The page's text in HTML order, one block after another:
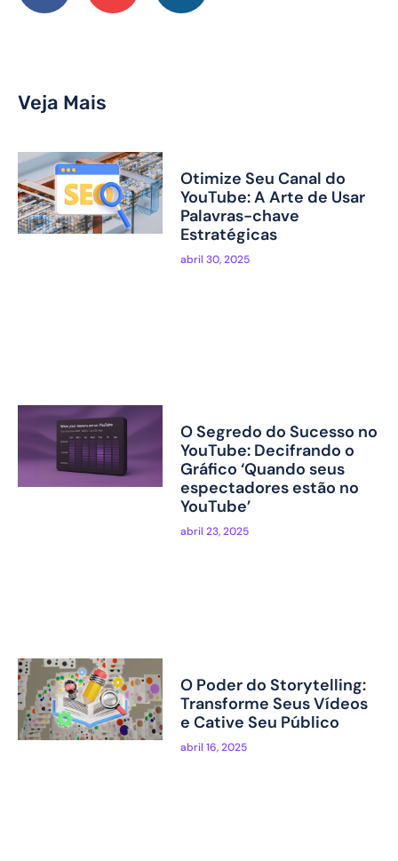
Veja Mais
Otimize Seu Canal do
YouTube: A Arte de Usar
Palavras-chave
Estratégicas
abril 30, 2025
O Segredo do Sucesso no
YouTube: Decifrando o
Gráfico ‘Quando seus
espectadores estão no
YouTube’
abril 23, 2025
O Poder do Storytelling:
Transforme Seus Vídeos
e Cative Seu Público
abril 16, 2025